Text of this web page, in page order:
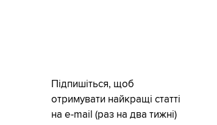
Підпишіться, щоб
отримувати найкращі статті
на e-mail (раз на два тижні)